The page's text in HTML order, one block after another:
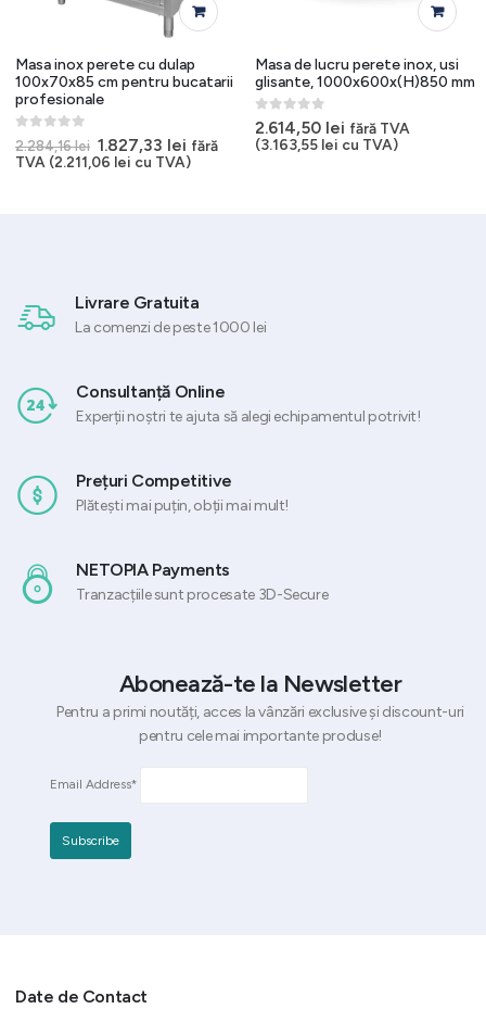
Masa inox perete cu dulap
100x70x85 cm pentru bucatarii
profesionale
0 out of 5
2.284,16lei Prețul
inițial
1.827,33 leiPrețul
curent
fără
TVA (2.211,06 lei cu TVA)
Masa de lucru perete inox, usi
glisante, 1000x600x(H)850 mm
0out of 5
2.614,50 lei fără TVA
(3.163,55 lei cu TVA)
Livrare Gratuita
La comenzi de peste 1000 lei
Consultanță Online
Experții noștri te ajuta să alegi echipamentul potrivit!
Prețuri Competitive
Plătești mai puțin, obții mai mult!
NETOPIA Payments
Tranzacțiile sunt procesate 3D-Secure
Abonează-te la Newsletter
Pentru a primi noutăți, acces la vânzări exclusive și discount-uri
pentru cele mai importante produse!
Email Address*
Date de Contact